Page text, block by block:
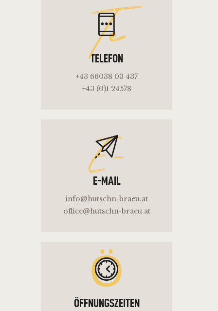
Te
TELEFON
+43 66038 03 437
+43 (0)1 24578
E-
E-MAIL
info@hutschn-braeu.at
office@hutschn-braeu.at
Ö
ÖFFNUNGSZEITEN